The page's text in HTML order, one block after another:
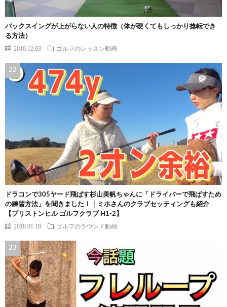
バックスイングが上がらない人の特徴（体が硬くてもしっかり捻転でき
る方法）
2016.12.03 ゴルフのレッスン動画
ドラコンで305ヤード飛ばす杉山美帆ちゃんに「ドライバーで飛ばすため
の練習方法」を聞きました！｜ミホさんのクラブセッティングも紹介
【ブリストンヒル ゴルフクラブ H1-2】
2018.01.18 ゴルフのラウンド動画